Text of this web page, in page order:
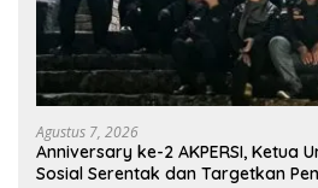
Agustus 7, 2026
Anniversary ke-2 AKPERSI, Ketua
Sosial Serentak dan Targetkan